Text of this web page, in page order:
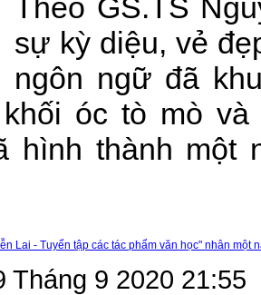
Theo GS.TS
sự kỳ diệu, vẻ
ngôn ngữ đã
óc tò mò và
hình thành một
Lai - Tuyển tập các tác phẩm văn học" nhân một
Tháng 9 2020 21:55